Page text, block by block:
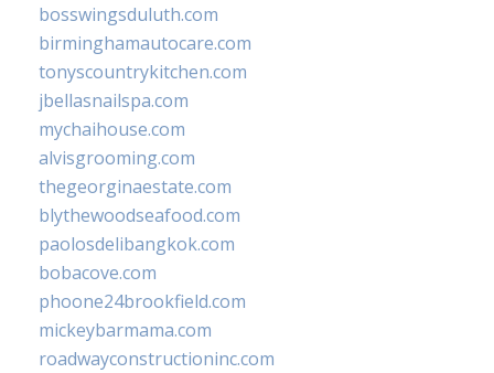
bosswingsduluth.com
birminghamautocare.com
tonyscountrykitchen.com
jbellasnailspa.com
mychaihouse.com
alvisgrooming.com
thegeorginaestate.com
blythewoodseafood.com
paolosdelibangkok.com
bobacove.com
phoone24brookfield.com
mickeybarmama.com
roadwayconstructioninc.com